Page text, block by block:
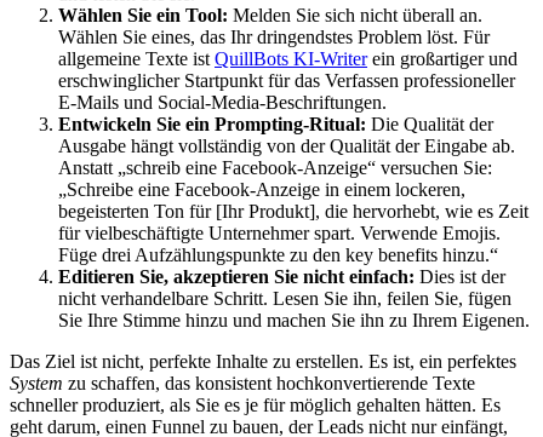
Wählen Sie ein Tool: Melden Sie sich nicht überall an.
Wählen Sie eines, das Ihr dringendstes Problem löst. Für
allgemeine Texte ist QuillBots KI-Writerein großartiger und
erschwinglicher Startpunkt für das Verfassen professioneller
E-Mails und Social-Media-Beschriftungen.
Entwickeln Sie ein Prompting-Ritual: Die Qualität der
Ausgabe hängt vollständig von der Qualität der Eingabe ab.
Anstatt „schreib eine Facebook-Anzeige“ versuchen Sie:
„Schreibe eine Facebook-Anzeige in einem lockeren,
begeisterten Ton für [Ihr Produkt], die hervorhebt, wie es Zeit
für vielbeschäftigte Unternehmer spart. Verwende Emojis.
Füge drei Aufzählungspunkte zu den key benefits hinzu.“
Editieren Sie, akzeptieren Sie nicht einfach: Dies ist der
nicht verhandelbare Schritt. Lesen Sie ihn, feilen Sie, fügen
Sie Ihre Stimme hinzu und machen Sie ihn zu Ihrem Eigenen.
Das Ziel ist nicht, perfekte Inhalte zu erstellen. Es ist, ein perfektes
System zu schaffen, das konsistent hochkonvertierende Texte
schneller produziert, als Sie es je für möglich gehalten hätten. Es
geht darum, einen Funnel zu bauen, der Leads nicht nur einfängt,